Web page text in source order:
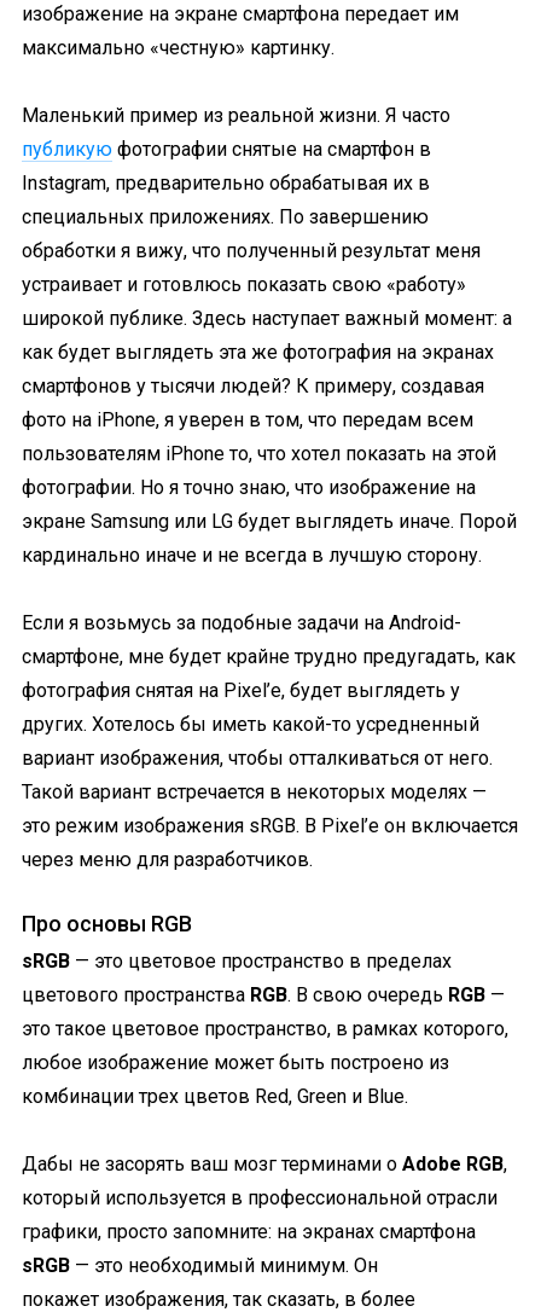
изображение на экране смартфона передает им
максимально «честную» картинку.
Маленький пример из реальной жизни. Я часто
публикую фотографии снятые на смартфон в
Instagram, предварительно обрабатывая их в
специальных приложениях. По завершению
обработки я вижу, что полученный результат меня
устраивает и готовлюсь показать свою «работу»
широкой публике. Здесь наступает важный момент: а
как будет выглядеть эта же фотография на экранах
смартфонов у тысячи людей? К примеру, создавая
фото на iPhone, я уверен в том, что передам всем
пользователям iPhone то, что хотел показать на этой
фотографии. Но я точно знаю, что изображение на
экране Samsung или LG будет выглядеть иначе. Порой
кардинально иначе и не всегда в лучшую сторону.
Если я возьмусь за подобные задачи на Android-
смартфоне, мне будет крайне трудно предугадать, как
фотография снятая на Pixel’e, будет выглядеть у
других. Хотелось бы иметь какой-то усредненный
вариант изображения, чтобы отталкиваться от него.
Такой вариант встречается в некоторых моделях —
это режим изображения sRGB. В Pixel’е он включается
через меню для разработчиков.
Про основы RGB
sRGB — это цветовое пространство в пределах
цветового пространства RGB. В свою очередь RGB —
это такое цветовое пространство, в рамках которого,
любое изображение может быть построено из
комбинации трех цветов Red, Green и Blue.
Дабы не засорять ваш мозг терминами о Adobe RGB,
который используется в профессиональной отрасли
графики, просто запомните: на экранах смартфона
sRGB — это необходимый минимум. Он
покажет изображения, так сказать, в более